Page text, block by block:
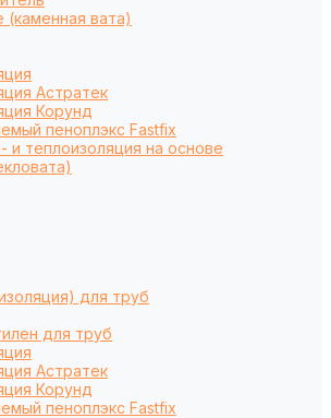
вата)
Астратек
Корунд
пеноплэкс Fastfix
и теплоизоляция на основе
для труб
для труб
Астратек
Корунд
пеноплэкс Fastfix